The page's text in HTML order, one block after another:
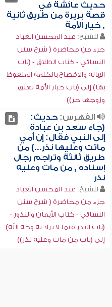
حديث عائشة في
قصة بريرة من طريق ثانية
, خيار الأمة
للشيخ: عبد المحسن العباد
جزء من محاضرة ( شرح سنن
النسائي - كتاب الطلاق - (باب
الإبانة والإفصاح بالكلمة الملفوظ
بها) إلى (باب خيار الأمة تعتق
وزوجها حر))
الفهرس:حديث:
(جاء سعد بن عبادة
إلى النبي فقال: إن أمي
ماتت وعليها نذر...) من
طريق ثالثة وتراجم رجال
إسناده , من مات وعليه
نذر
للشيخ: عبد المحسن العباد
جزء من محاضرة ( شرح سنن
النسائي - كتاب الأيمان والنذور -
(باب النذر فيما لا يراد به وجه الله)
إلى (باب من مات وعليه نذر))